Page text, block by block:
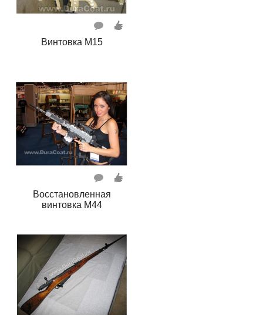
Винтовка М15
Восстановленная
винтовка M44